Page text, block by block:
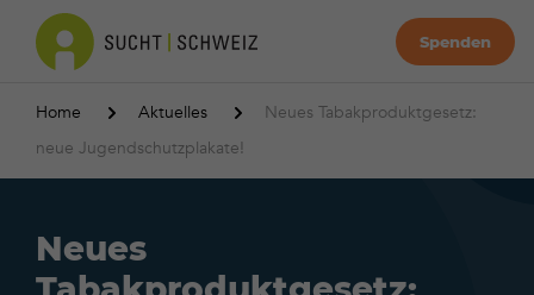
Spenden
Home Aktuelles
Neues Tabakproduktgesetz:
neue Jugendschutzplakate!
Neues